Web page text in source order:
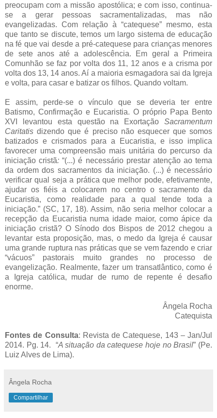
preocupam com a missão apostólica; e com isso, continua-
se a gerar pessoas sacramentalizadas, mas não
evangelizadas. Com relação à “catequese” mesmo, esta
que tanto se discute, temos um largo sistema de educação
na fé que vai desde a pré-catequese para crianças menores
de sete anos até a adolescência. Em geral a Primeira
Comunhão se faz por volta dos 11, 12 anos e a crisma por
volta dos 13, 14 anos. Aí a maioria esmagadora sai da Igreja
e volta, para casar e batizar os filhos. Quando voltam.
E assim, perde-se o vínculo que se deveria ter entre
Batismo, Confirmação e Eucaristia. O próprio Papa Bento
XVI levantou esta questão na Exortação Sacramentum
Caritatisdizendo que é preciso não esquecer que somos
batizados e crismados para a Eucaristia, e isso implica
favorecer uma compreensão mais unitária do percurso da
iniciação cristã:“(...) é necessário prestar atenção ao tema
da ordem dos sacramentos da iniciação. (...) é necessário
verificar qual seja a prática que melhor pode, efetivamente,
ajudar os fiéis a colocarem no centro o sacramento da
Eucaristia, como realidade para a qual tende toda a
iniciação.” (SC, 17, 18). Assim, não seria melhor colocar a
recepção da Eucaristia numa idade maior, como ápice da
iniciação cristã? O Sínodo dos Bispos de 2012 chegou a
levantar esta proposição, mas, o medo da Igreja é causar
uma grande ruptura nas práticas que se vem fazendo e criar
“vácuos” pastorais muito grandes no processo de
evangelização. Realmente, fazer um transatlântico, como é
a Igreja católica, mudar de rumo de repente é desafio
enorme.
Ângela Rocha
Catequista
Fontes de Consulta: Revista de Catequese, 143 – Jan/Jul
2014. Pg. 14. “A situação da catequese hoje no Brasil” (Pe.
Luiz Alves de Lima).
Ângela Rocha
Compartilhar